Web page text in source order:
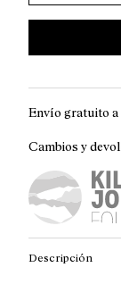
Envío gratuito a
Cambios y
Descripción